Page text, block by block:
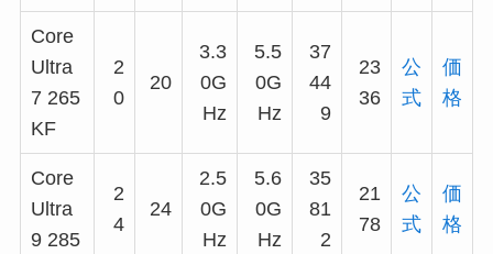
Core
Ultra
7 265
KF
2
0
20
3.3
0G
Hz
5.5
0G
Hz
37
44
9
23
36
公
式
価
格
Core
Ultra
9 285
2
4
24
2.5
0G
Hz
5.6
0G
Hz
35
81
2
21
78
公
式
価
格